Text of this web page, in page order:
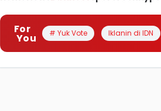
For
You # Yuk Vote Iklanin di IDN